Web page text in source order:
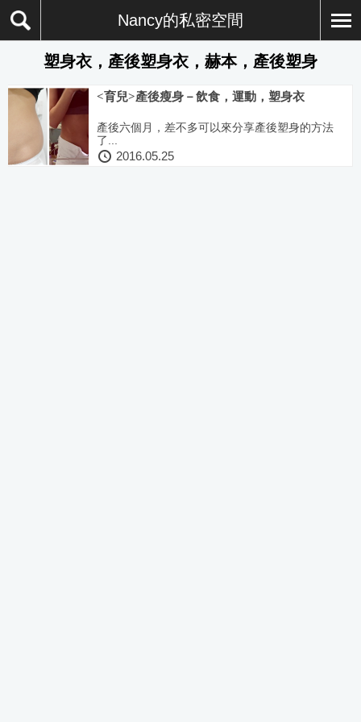
Nancy的私密空間
塑身衣，產後塑身衣，赫本，產後塑身
<育兒>產後瘦身－飲食，運動，塑身衣
產後六個月，差不多可以來分享產後塑身的方法
了...
2016.05.25